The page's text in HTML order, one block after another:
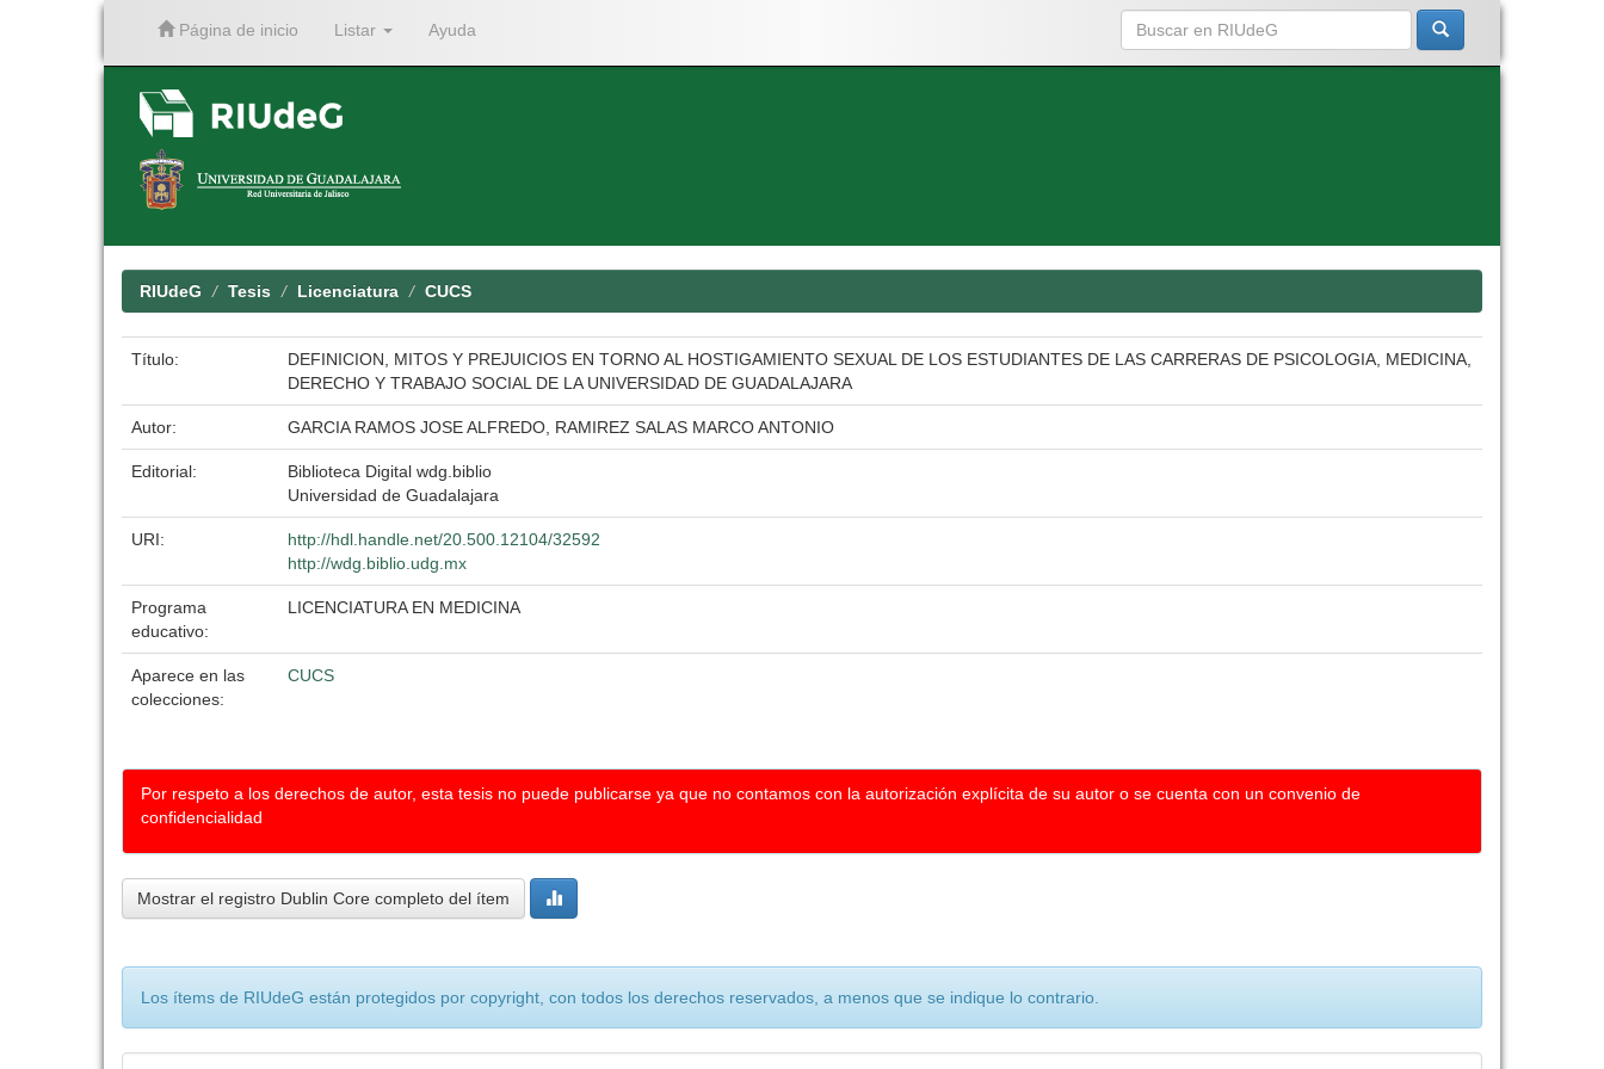
Página de inicio Listar Ayuda
RIUdeG Tesis Licenciatura CUCS
Título:
DEFINICION, MITOS Y PREJUICIOS EN TORNO AL HOSTIGAMIENTO SEXUAL DE LOS ESTUDIANTES DE LAS CARRERAS DE PSICOLOGIA, MEDICINA,
DERECHO Y TRABAJO SOCIAL DE LA UNIVERSIDAD DE GUADALAJARA
Autor: GARCIA RAMOS JOSE ALFREDO, RAMIREZ SALAS MARCO ANTONIO
Editorial:
Biblioteca Digital wdg.biblio
Universidad de Guadalajara
URI:
http://hdl.handle.net/20.500.12104/32592
http://wdg.biblio.udg.mx
Programa
educativo:
LICENCIATURA EN MEDICINA
Aparece en las
colecciones:
CUCS
Por respeto a los derechos de autor, esta tesis no puede publicarse ya que no contamos con la autorización explícita de su autor o se cuenta con un convenio de
confidencialidad
Mostrar el registro Dublin Core completo del ítem
Los ítems de RIUdeG están protegidos por copyright, con todos los derechos reservados, a menos que se indique lo contrario.